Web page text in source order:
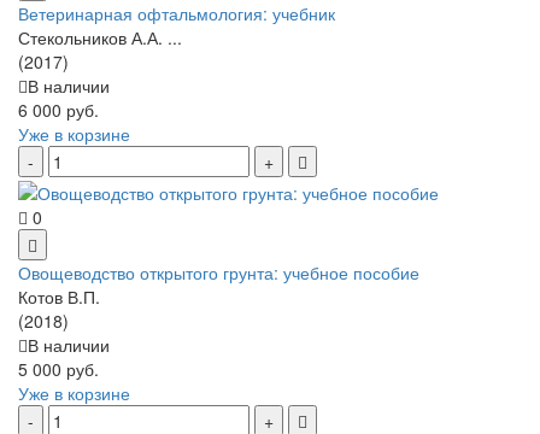
Ветеринарная офтальмология: учебник
Стекольников А.А. ...
(2017)
В наличии
6 000 руб.
Уже в корзине
0
Овощеводство открытого грунта: учебное пособие
Котов В.П.
(2018)
В наличии
5 000 руб.
Уже в корзине